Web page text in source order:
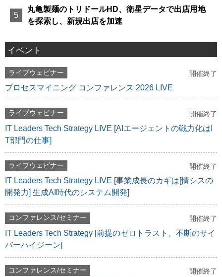
丸亀製麺のトリドールHD、衛星データで出店用地
を探索し、新規出店を加速
イベント
ライブウェビナー 開催終了
プロセスマイニング コンファレンス 2026 LIVE
ライブウェビナー 開催終了
IT Leaders Tech Strategy LIVE [AIエージェントの戦力化はI
T部門の仕事]
ライブウェビナー 開催終了
IT Leaders Tech Strategy LIVE [事業成長のカギは[情シスの
開発力] 生成AI時代のシステム開発]
コンファレンス/セミナー 開催終了
IT Leaders Tech Strategy [前提のゼロトラスト、不断のサイ
バーハイジーン]
コンファレンス/セミナー 開催終了